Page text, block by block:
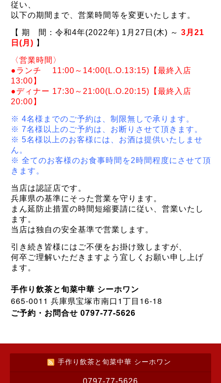
従い、
以下の期間まで、営業時間等を変更いたします。
【 期 間：令和4年(2022年) 1月27日(木) ～ 3月21
日(月) 】
〈営業時間〉
●ランチ 11:00～14:00(L.O.13:15)【最終入店
13:00】
●ディナー 17:30～21:00(L.O.20:15)【最終入店
20:00】
※ 4名様までのご予約は、制限無しで承ります。
※ 7名様以上のご予約は、お断りさせて頂きます。
※ 5名様以上のお客様には、お酒は提供いたしませ
ん。
※ 全てのお客様のお食事時間を2時間程度にさせて頂
きます。
当店は認証店です。
兵庫県の基準にそった営業を守ります。
まん延防止措置の時間短縮要請に従い、営業いたし
ます。
当店は独自の安全基準で営業します 。
引き続き皆様にはご不便をお掛け致しますが、
何卒ご理解いただきますよう宜しくお願い申し上げ
ます。
手作り飲茶と旬菜中華 シーホワン
665-0011 兵庫県宝塚市南口 1 丁目 16-18
ご予約・お問合せ 0797-77-5626
手作り飲茶と旬菜中華 シーホワン
0797-77-5626